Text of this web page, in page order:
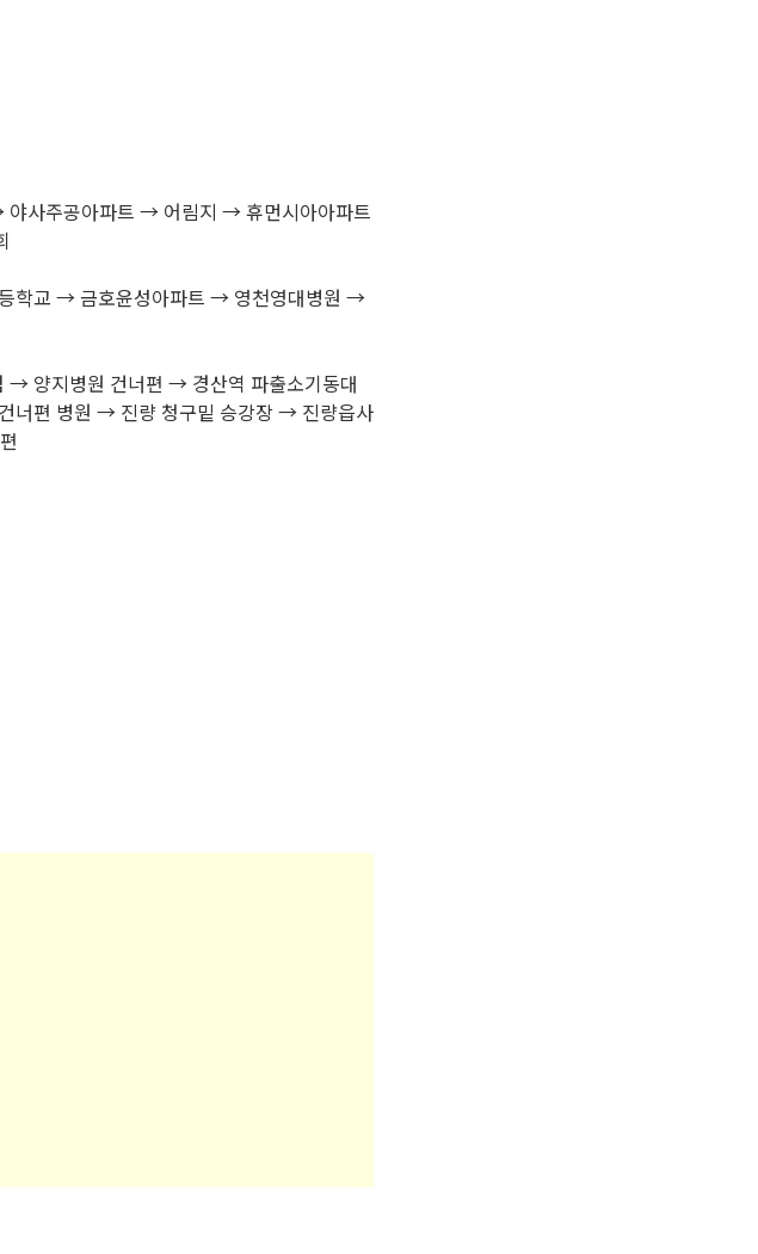
사주공아파트 → 어림지 → 휴먼시아아파트
학교 → 금호윤성아파트 → 영천영대병원 →
양지병원 건너편 → 경산역 파출소기동대
편 병원 → 진량 청구밑 승강장 → 진량읍사